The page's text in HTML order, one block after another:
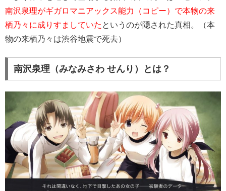
南沢泉理がギガロマニアックス能力（コピー）で本物の来
栖乃々に成りすましていた というのが隠された真相。（本
物の来栖乃々は渋谷地震で死去）
南沢泉理（みなみさわ せんり）とは？